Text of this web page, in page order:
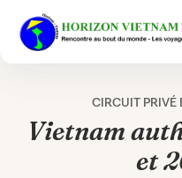
CIRCUIT PRIVÉ
Vietnam
et